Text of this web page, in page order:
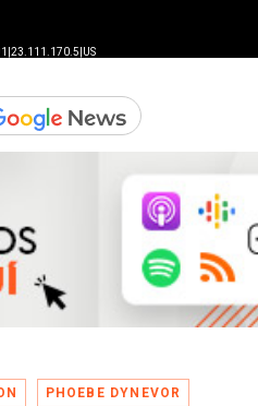
PHOEBE DYNEVOR